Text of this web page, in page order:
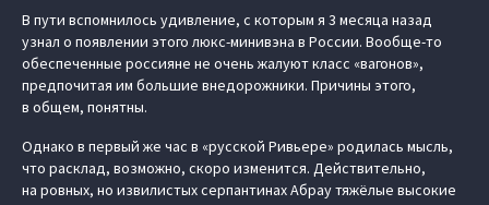
В пути вспомнилось удивление, с которым я 3 месяца назад
узнал о появлении этого люкс-минивэна в России. Вообще-то
обеспеченные россияне не очень жалуют класс «вагонов»,
предпочитая им большие внедорожники. Причины этого,
в общем, понятны.
Однако в первый же час в «русской Ривьере» родилась мысль,
что расклад, возможно, скоро изменится. Действительно,
на ровных, но извилистых серпантинах Абрау тяжёлые высокие